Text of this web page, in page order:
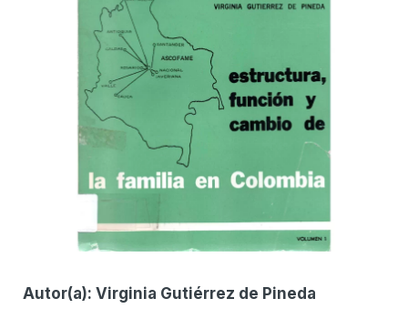
Autor(a): Virginia Gutiérrez de Pineda